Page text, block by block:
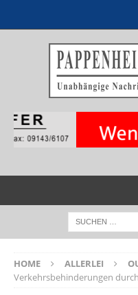
HOME ALLERLEI
Verkehrsbehinderungen